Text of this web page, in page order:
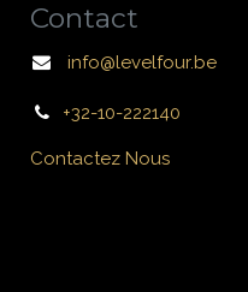
Contact
info@levelfour.be
+32-10-222140
Contactez Nous